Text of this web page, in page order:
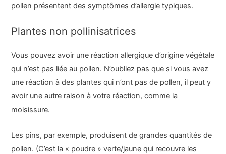
pollen présentent des symptômes d’allergie typiques.
Plantes non pollinisatrices
Vous pouvez avoir une réaction allergique d’origine végétale
qui n’est pas liée au pollen. N’oubliez pas que si vous avez
une réaction à des plantes qui n’ont pas de pollen, il peut y
avoir une autre raison à votre réaction, comme la
moisissure.
Les pins, par exemple, produisent de grandes quantités de
pollen. (C’est la « poudre » verte/jaune qui recouvre les